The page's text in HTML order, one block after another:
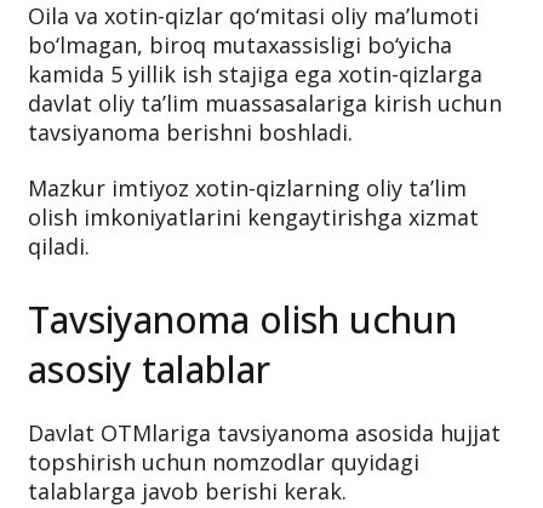
Oila va xotin-qizlar qo‘mitasi oliy ma’lumoti
bo‘lmagan, biroq mutaxassisligi bo‘yicha
kamida 5 yillik ish stajiga ega xotin-qizlarga
davlat oliy ta’lim muassasalariga kirish uchun
tavsiyanoma berishni boshladi.
Mazkur imtiyoz xotin-qizlarning oliy ta’lim
olish imkoniyatlarini kengaytirishga xizmat
qiladi.
Tavsiyanoma olish uchun
asosiy talablar
Davlat OTMlariga tavsiyanoma asosida hujjat
topshirish uchun nomzodlar quyidagi
talablarga javob berishi kerak.